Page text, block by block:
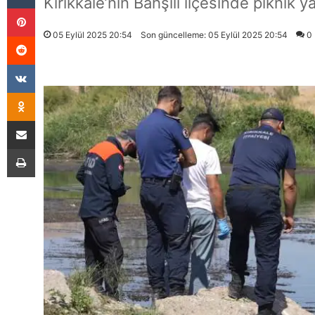
05 Eylül 2025 20:54 Son güncelleme: 05 Eylül 2025 20:54 0
Pinterest
Reddit
Odnoklassniki
E-Posta İle Paylaş
Yazdır